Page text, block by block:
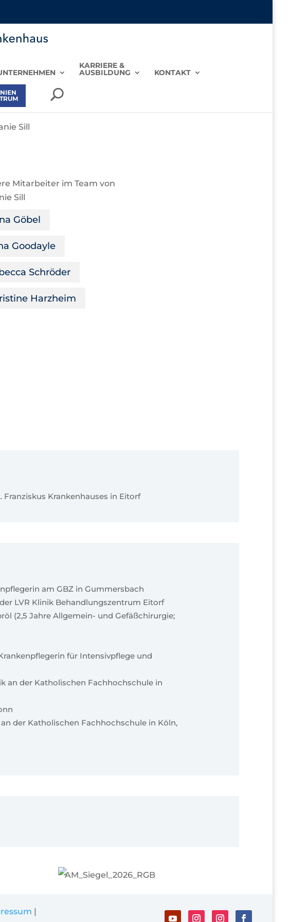
KARRIERE &
AUSBILDUNG KONTAKT
Mitarbeiter im Team von
Sill
Göbel
Goodayle
Schröder
Harzheim
Krankenhauses in Eitorf
am GBZ in Gummersbach
LVR Klinik Behandlungszentrum Eitorf
(2,5 Jahre Allgemein- und Gefäßchirurgie;
für Intensivpflege und
an der Katholischen Fachhochschule in
der Katholischen Fachhochschule in Köln,